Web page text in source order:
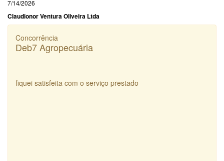
7/14/2026
Claudionor Ventura Oliveira Ltda
Concorrência
Deb7 Agropecuária
fiquei satisfeita com o serviço prestado